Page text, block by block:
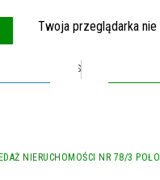
Twoja przeglądarka
MAPA STRONY
NIERUCHOMOŚCI NR 78/3